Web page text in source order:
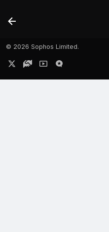
© 2026 Sophos Limited.